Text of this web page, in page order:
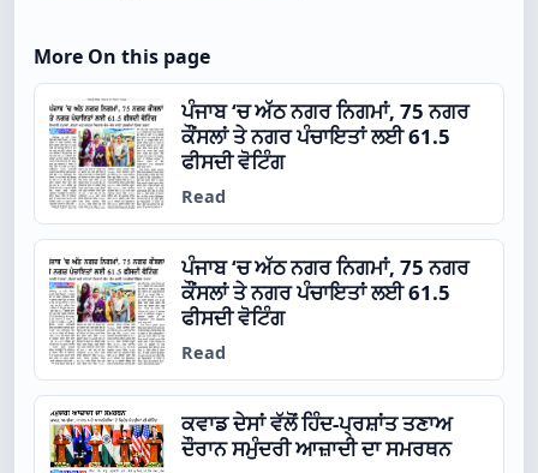
More On this page
ਪੰਜਾਬ ‘ਚ ਅੱਠ ਨਗਰ ਨਿਗਮਾਂ, 75 ਨਗਰ
ਕੌਂਸਲਾਂ ਤੇ ਨਗਰ ਪੰਚਾਇਤਾਂ ਲਈ 61.5
ਫੀਸਦੀ ਵੋਟਿੰਗ
Read
ਪੰਜਾਬ ‘ਚ ਅੱਠ ਨਗਰ ਨਿਗਮਾਂ, 75 ਨਗਰ
ਕੌਂਸਲਾਂ ਤੇ ਨਗਰ ਪੰਚਾਇਤਾਂ ਲਈ 61.5
ਫੀਸਦੀ ਵੋਟਿੰਗ
Read
ਕਵਾਡ ਦੇਸਾਂ ਵੱਲੋਂ ਹਿੰਦ-ਪ੍ਰਸ਼ਾਂਤ ਤਣਾਅ
ਦੌਰਾਨ ਸਮੁੰਦਰੀ ਆਜ਼ਾਦੀ ਦਾ ਸਮਰਥਨ